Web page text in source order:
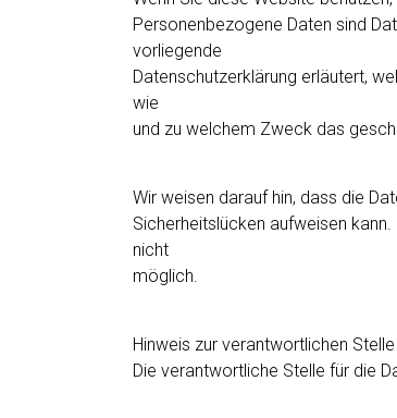
Personenbezogene Daten sind
vorliegende
Datenschutzerklärung erläutert,
wie
und zu welchem Zweck das
Wir weisen darauf hin, dass die
Sicherheitslücken aufweisen
nicht
möglich.
Hinweis zur verantwortlichen Stelle
Die verantwortliche Stelle für die